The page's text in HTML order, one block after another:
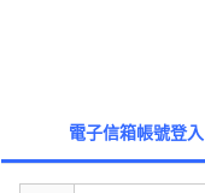
電子信箱帳號登入